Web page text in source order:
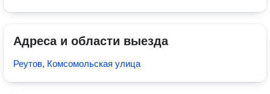
Адреса и области выезда
Реутов, Комсомольская улица